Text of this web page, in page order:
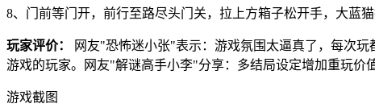
8、门前等门开，前行至路尽头门关，拉上方箱子松开手，大蓝
玩家评价：
网友"恐怖迷小张"表示：游戏氛围太逼真了，每次
游戏的玩家。网友"解谜高手小李"分享：多结局设定增加重玩价
游戏截图